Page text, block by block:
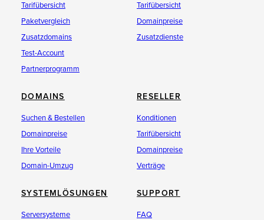
Tarifübersicht
Paketvergleich
Zusatzdomains
Test-Account
Partnerprogramm
Tarifübersicht
Domainpreise
Zusatzdienste
DOMAINS
Suchen & Bestellen
Domainpreise
Ihre Vorteile
Domain-Umzug
RESELLER
Konditionen
Tarifübersicht
Domainpreise
Verträge
SYSTEMLÖSUNGEN
Serversysteme
SUPPORT
FAQ